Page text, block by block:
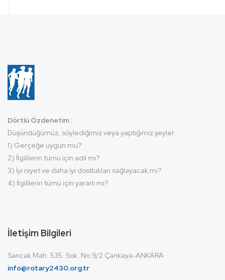
Dörtlü Özdenetim :
Düşündüğümüz, söylediğimiz veya yaptığımız şeyler
1) Gerçeğe uygun mu?
2) İlgililerin tümü için adil mi?
3) İyi niyet ve daha iyi dostlukları sağlayacak mı?
4) İlgililerin tümü için yararlı mı?
İletişim Bilgileri
Sancak Mah. 535. Sok. No:9/2 Çankaya-ANKARA
info@rotary2430.org.tr